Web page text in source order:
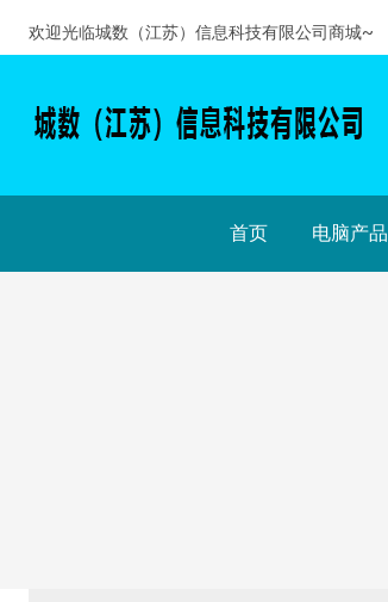
欢迎光临城数（江苏）信息科技有限公司商城~
首页 电脑产品